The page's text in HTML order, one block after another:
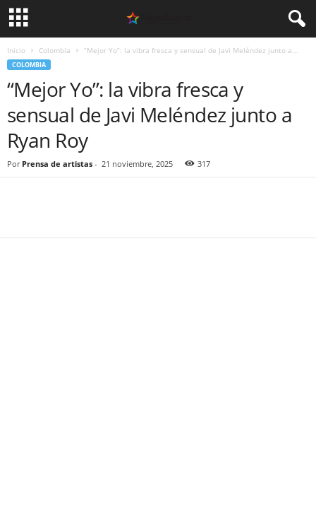
Inicio Colombia “Mejor Yo”: la vibra fresca y sensual de Javi Meléndez junto a...
COLOMBIA
“Mejor Yo”: la vibra fresca y
sensual de Javi Meléndez junto a
Ryan Roy
Por Prensa de artistas - 21 noviembre, 2025 317